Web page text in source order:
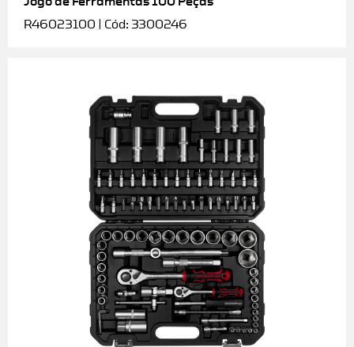
R46023100 | Cód: 3300246